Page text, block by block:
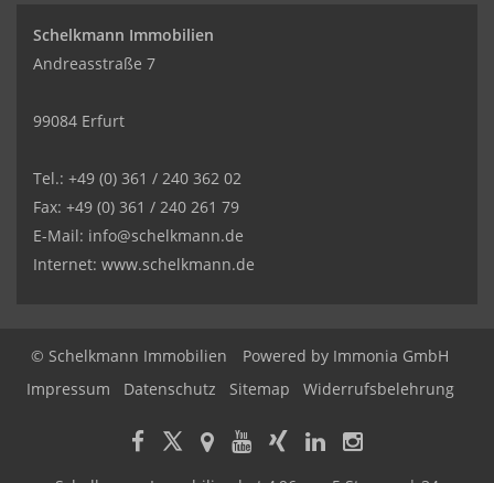
Schelkmann Immobilien
Andreasstraße 7
99084 Erfurt
Tel.: +49 (0) 361 / 240 362 02
Fax: +49 (0) 361 / 240 261 79
E-Mail: info@schelkmann.de
Internet: www.schelkmann.de
© Schelkmann Immobilien Powered by Immonia GmbH
Impressum
Datenschutz Sitemap Widerrufsbelehrung